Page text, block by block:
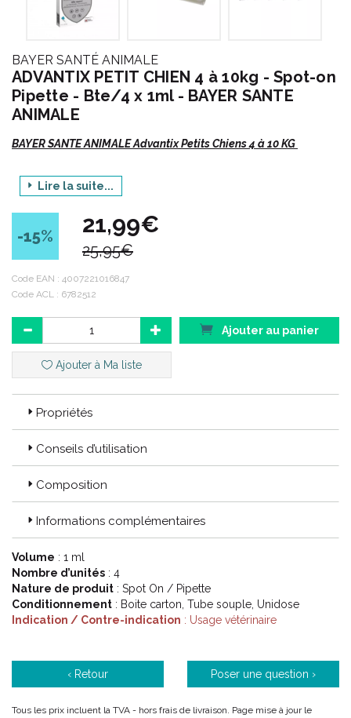
BAYER SANTÉ ANIMALE
ADVANTIX PETIT CHIEN 4 à 10kg - Spot-on
Pipette - Bte/4 x 1ml - BAYER SANTE
ANIMALE
BAYER SANTE ANIMALE Advantix Petits Chiens 4 à 10 KG
4 pipettes de 1 ml.
CONSEILS :
directement sur la peau entre les 2 omoplates.
Lire la suite...
-15% 21,99€
25,95€
Code EAN : 4007221016847
Code ACL : 6782512
Ajouter au panier
Ajouter à Ma liste
Propriétés
Conseils d’utilisation
Composition
Informations complémentaires
Volume : 1 ml
Nombre d’unités : 4
Nature de produit : Spot On / Pipette
Conditionnement : Boite carton, Tube souple, Unidose
Indication / Contre-indication : Usage vétérinaire
‹ Retour Poser une question ›
Tous les prix incluent la TVA - hors frais de livraison. Page mise à jour le